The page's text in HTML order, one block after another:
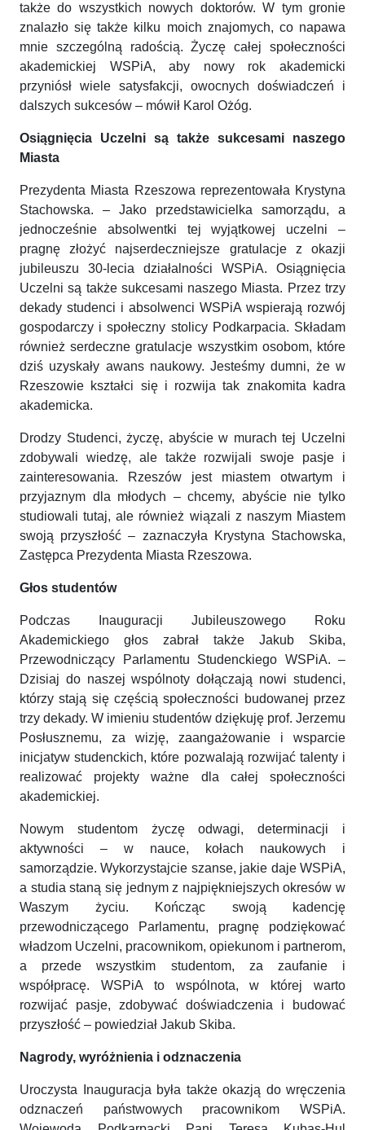
także do wszystkich nowych doktorów. W tym gronie
znalazło się także kilku moich znajomych, co napawa
mnie szczególną radością. Życzę całej społeczności
akademickiej WSPiA, aby nowy rok akademicki
przyniósł wiele satysfakcji, owocnych doświadczeń i
dalszych sukcesów – mówił Karol Ożóg.
Osiągnięcia Uczelni są także sukcesami naszego
Miasta
Prezydenta Miasta Rzeszowa reprezentowała Krystyna
Stachowska. – Jako przedstawicielka samorządu, a
jednocześnie absolwentki tej wyjątkowej uczelni –
pragnę złożyć najserdeczniejsze gratulacje z okazji
jubileuszu 30-lecia działalności WSPiA. Osiągnięcia
Uczelni są także sukcesami naszego Miasta. Przez trzy
dekady studenci i absolwenci WSPiA wspierają rozwój
gospodarczy i społeczny stolicy Podkarpacia. Składam
również serdeczne gratulacje wszystkim osobom, które
dziś uzyskały awans naukowy. Jesteśmy dumni, że w
Rzeszowie kształci się i rozwija tak znakomita kadra
akademicka.
Drodzy Studenci, życzę, abyście w murach tej Uczelni
zdobywali wiedzę, ale także rozwijali swoje pasje i
zainteresowania. Rzeszów jest miastem otwartym i
przyjaznym dla młodych – chcemy, abyście nie tylko
studiowali tutaj, ale również wiązali z naszym Miastem
swoją przyszłość – zaznaczyła Krystyna Stachowska,
Zastępca Prezydenta Miasta Rzeszowa.
Głos studentów
Podczas Inauguracji Jubileuszowego Roku
Akademickiego głos zabrał także Jakub Skiba,
Przewodniczący Parlamentu Studenckiego WSPiA. –
Dzisiaj do naszej wspólnoty dołączają nowi studenci,
którzy stają się częścią społeczności budowanej przez
trzy dekady. W imieniu studentów dziękuję prof. Jerzemu
Posłusznemu, za wizję, zaangażowanie i wsparcie
inicjatyw studenckich, które pozwalają rozwijać talenty i
realizować projekty ważne dla całej społeczności
akademickiej.
Nowym studentom życzę odwagi, determinacji i
aktywności – w nauce, kołach naukowych i
samorządzie. Wykorzystajcie szanse, jakie daje WSPiA,
a studia staną się jednym z najpiękniejszych okresów w
Waszym życiu. Kończąc swoją kadencję
przewodniczącego Parlamentu, pragnę podziękować
władzom Uczelni, pracownikom, opiekunom i partnerom,
a przede wszystkim studentom, za zaufanie i
współpracę. WSPiA to wspólnota, w której warto
rozwijać pasje, zdobywać doświadczenia i budować
przyszłość – powiedział Jakub Skiba.
Nagrody, wyróżnienia i odznaczenia
Uroczysta Inauguracja była także okazją do wręczenia
odznaczeń państwowych pracownikom WSPiA.